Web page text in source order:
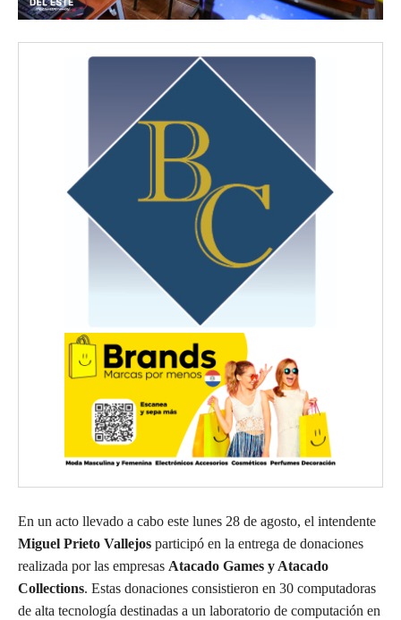
En un acto llevado a cabo este lunes 28 de agosto, el intendente
Miguel Prieto Vallejos participó en la entrega de donaciones
realizada por las empresas Atacado Games y Atacado
Collections. Estas donaciones consistieron en 30 computadoras
de alta tecnología destinadas a un laboratorio de computación en